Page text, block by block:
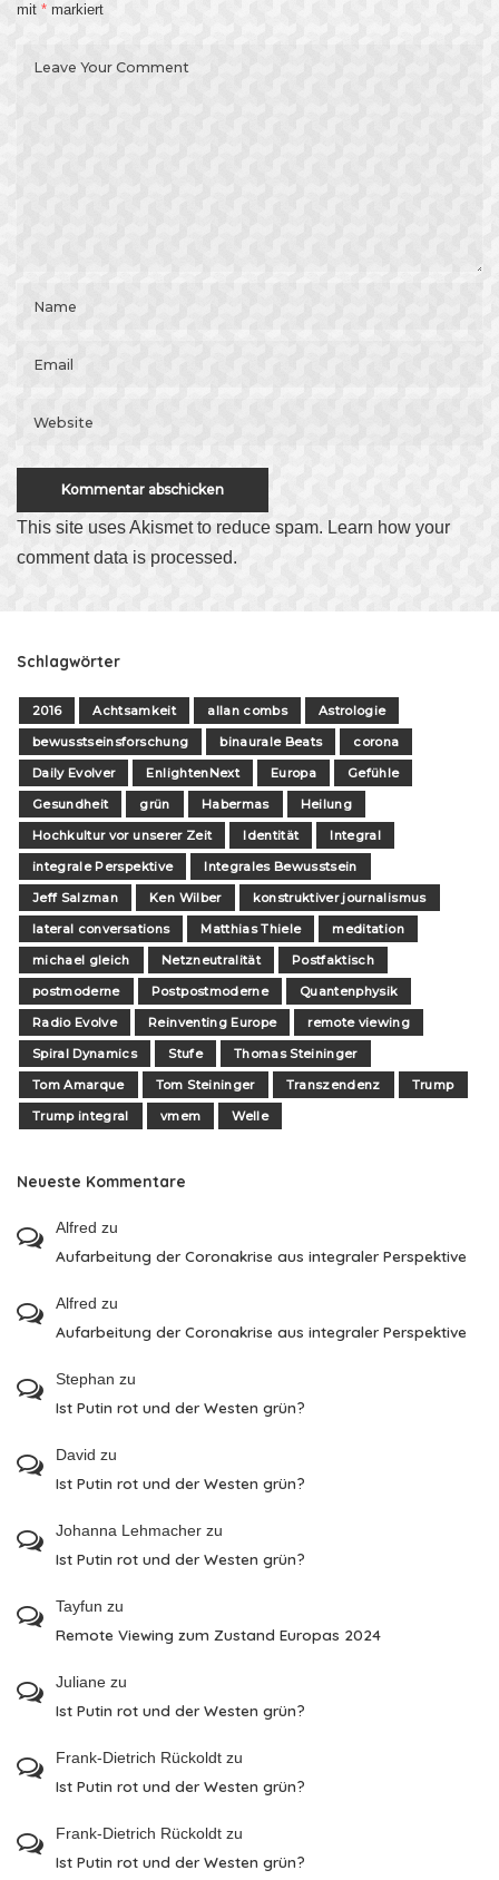
mit * markiert
This site uses Akismet to reduce spam. Learn how your
comment data is processed.
Schlagwörter
2016 Achtsamkeit allan combs
Astrologie
bewusstseinsforschung
binaurale Beats
corona
Daily Evolver
EnlightenNext Europa
Gefühle
Gesundheit
grün Habermas
Heilung
Hochkultur vor unserer Zeit
Identität
Integral
integrale Perspektive
Integrales Bewusstsein
Jeff Salzman
Ken Wilber
konstruktiver journalismus
lateral conversations
Matthias Thiele
meditation
michael gleich
Netzneutralität
Postfaktisch
postmoderne
Postpostmoderne
Quantenphysik
Radio Evolve
Reinventing Europe
remote viewing
Spiral Dynamics
Stufe
Thomas Steininger
Tom Amarque
Tom Steininger Transzendenz
Trump
Trump integral
vmem Welle
Neueste Kommentare
Alfred zu
Aufarbeitung der Coronakrise aus integraler Perspektive
Alfred zu
Aufarbeitung der Coronakrise aus integraler Perspektive
Stephan zu
Ist Putin rot und der Westen grün?
David zu
Ist Putin rot und der Westen grün?
Johanna Lehmacher zu
Ist Putin rot und der Westen grün?
Tayfun zu
Remote Viewing zum Zustand Europas 2024
Juliane zu
Ist Putin rot und der Westen grün?
Frank-Dietrich Rückoldt zu
Ist Putin rot und der Westen grün?
Frank-Dietrich Rückoldt zu
Ist Putin rot und der Westen grün?